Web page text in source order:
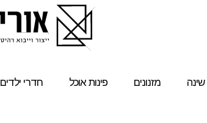
מזנונים פינות אוכל חדרי ילדים